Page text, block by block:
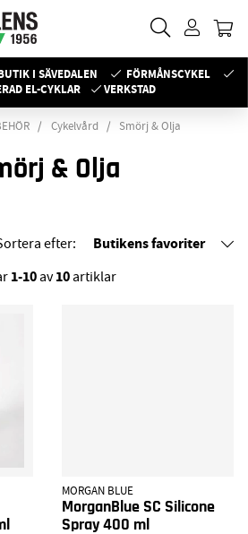
I SÄVEDALEN
FÖRMÅNSCYKEL
EL-CYKLAR
VERKSTAD
Cykelvård Smörj & Olja
& Olja
efter: Butikens favoriter
1-10av10artiklar
MORGAN BLUE
MorganBlue SC Silicone
Spray 400 ml